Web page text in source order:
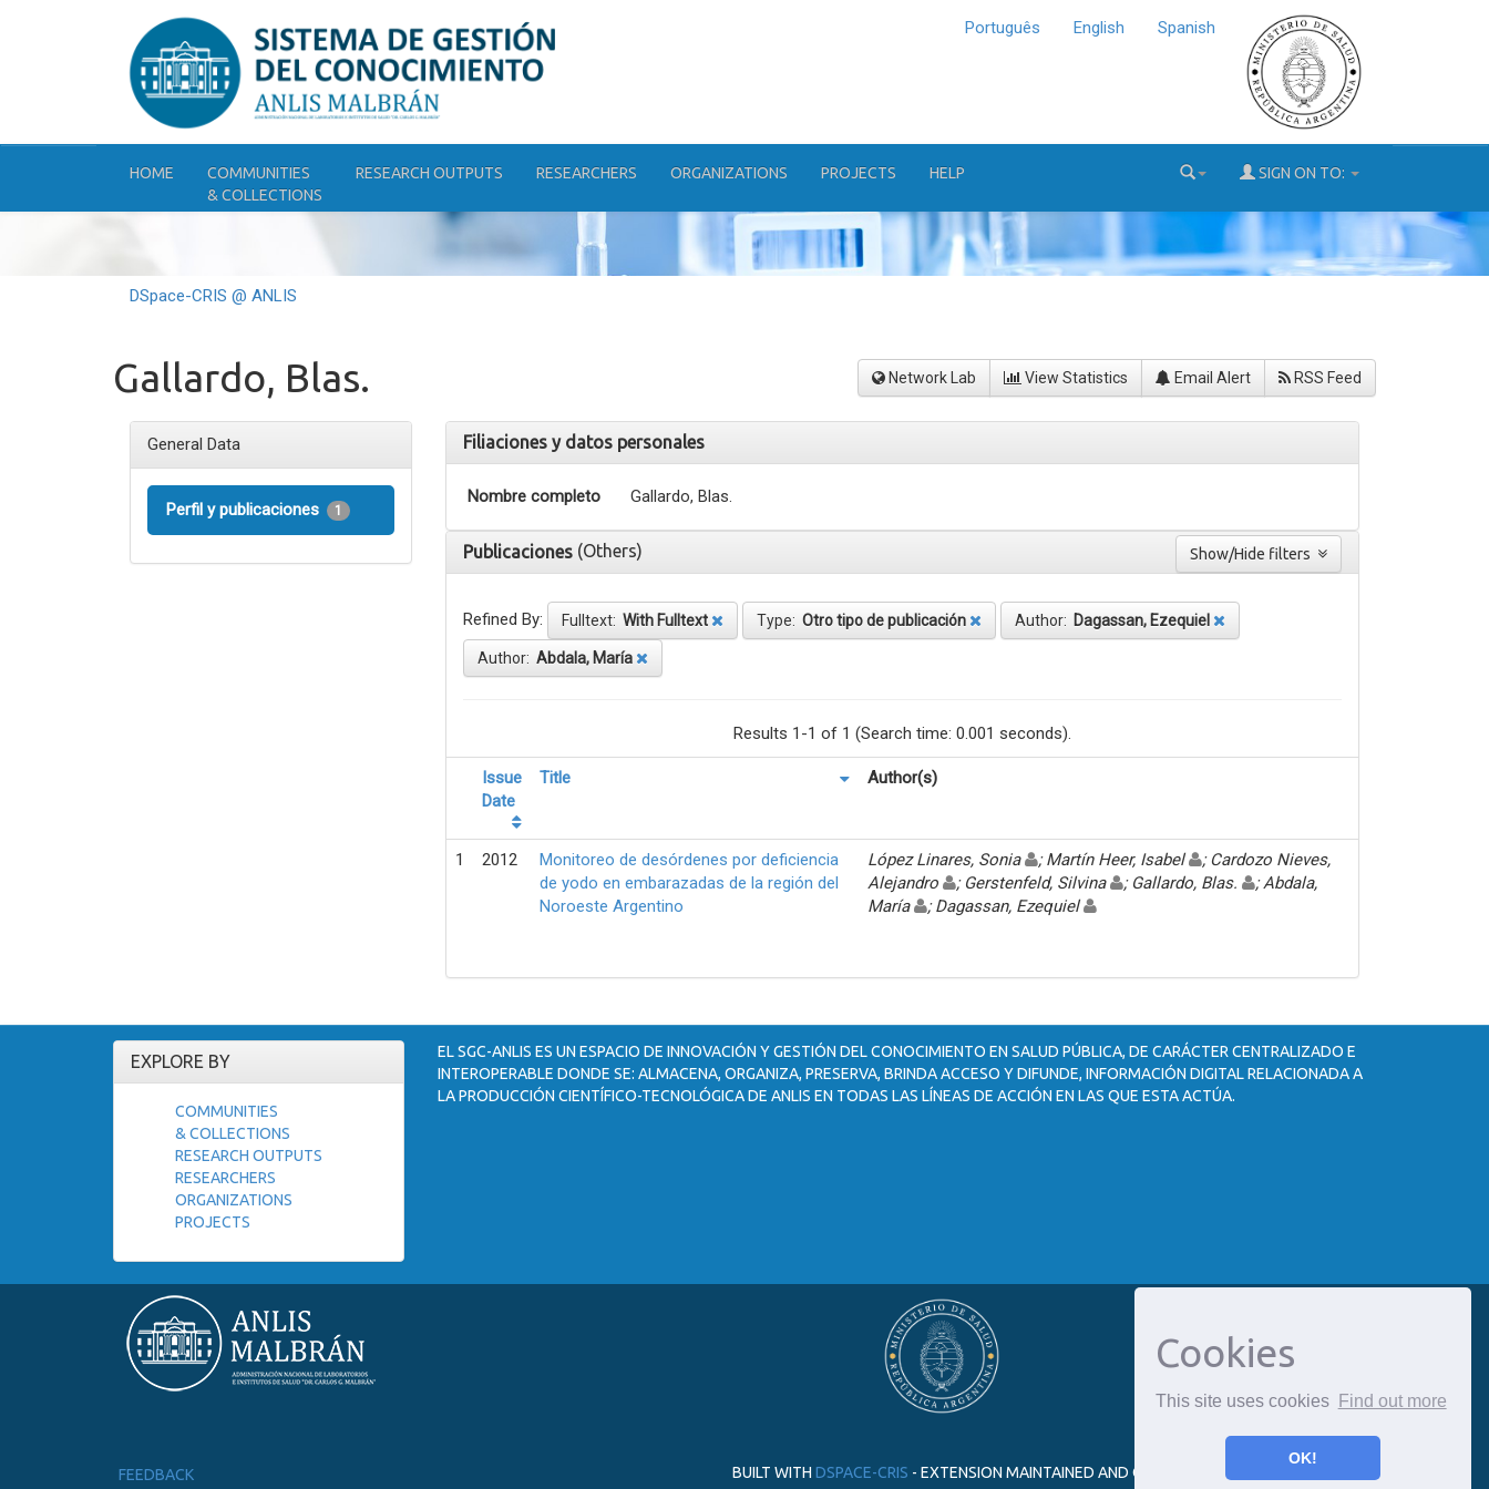
Cookies
This site uses cookies Find out more
OK!
Português English Spanish
HOME
COMMUNITIES
& COLLECTIONS
RESEARCH OUTPUTS RESEARCHERS ORGANIZATIONS PROJECTS HELP SIGN ON TO:
DSpace-CRIS @ ANLIS
Gallardo, Blas. Network Lab View Statistics Email Alert RSS Feed
General Data
Perfil y publicaciones 1
Filiaciones y datos personales
Nombre completo Gallardo, Blas.
Publicaciones (Others)
Refined By: Fulltext: With Fulltext Type: Otro tipo de publicación Author: Dagassan, Ezequiel
Author: Abdala, María
Results 1-1 of 1 (Search time: 0.001 seconds).
Issue
Date
Title Author(s)
1 2012
Monitoreo de desórdenes por deficiencia
de yodo en embarazadas de la región del
Noroeste Argentino
López Linares, Sonia ; Martín Heer, Isabel
; Cardozo Nieves,
Alejandro
; Gerstenfeld, Silvina ; Gallardo, Blas.
; Abdala,
María
; Dagassan, Ezequiel
EXPLORE BY
COMMUNITIES
& COLLECTIONS
RESEARCH OUTPUTS
RESEARCHERS
ORGANIZATIONS
PROJECTS
EL SGC-ANLIS ES UN ESPACIO DE INNOVACIÓN Y GESTIÓN DEL CONOCIMIENTO EN SALUD PÚBLICA, DE CARÁCTER CENTRALIZADO E
INTEROPERABLE DONDE SE: ALMACENA, ORGANIZA, PRESERVA, BRINDA ACCESO Y DIFUNDE, INFORMACIÓN DIGITAL RELACIONADA A
LA PRODUCCIÓN CIENTÍFICO-TECNOLÓGICA DE ANLIS EN TODAS LAS LÍNEAS DE ACCIÓN EN LAS QUE ESTA ACTÚA.
FEEDBACK BUILT WITH DSPACE-CRIS - EXTENSION MAINTAINED AND OPTIMIZED BY